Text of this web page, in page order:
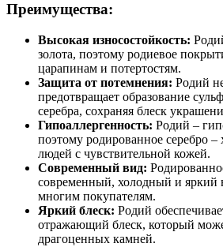
Преимущества:
Высокая износостойкость:
золота, поэтому родиевое
царапинам и потертостям.
Защита от потемнения: Родий
предотвращает образование
серебра, сохраняя блеск
Гипоаллергенность: Родий –
поэтому родированное серебро
людей с чувствительной кожей.
Современный вид:
современный, холодный и яркий
многим покупателям.
Яркий блеск: Родий
отражающий блеск, который
драгоценных камней.